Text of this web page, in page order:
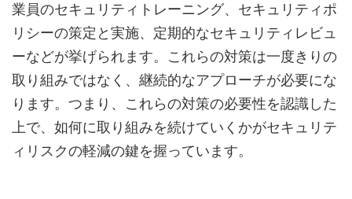
業員のセキュリティトレーニング、セキュリティポ
リシーの策定と実施、定期的なセキュリティレビュ
ーなどが挙げられます。これらの対策は一度きりの
取り組みではなく、継続的なアプローチが必要にな
ります。つまり、これらの対策の必要性を認識した
上で、如何に取り組みを続けていくかがセキュリテ
ィリスクの軽減の鍵を握っています。